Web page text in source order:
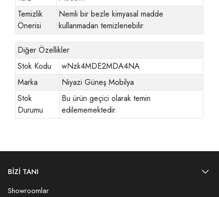
Temizlik
Önerisi
Nemli bir bezle kimyasal madde
kullanmadan temizlenebilir
Diğer Özellikler
Stok Kodu
wNzk4MDE2MDA4NA
Marka
Niyazi Güneş Mobilya
Stok
Durumu
Bu ürün geçici olarak temin
edilememektedir.
BİZİ TANI
Showroomlar